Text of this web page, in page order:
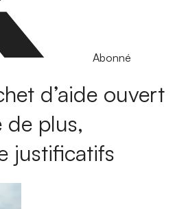
Abonné
d’aide ouvert
de plus,
justificatifs